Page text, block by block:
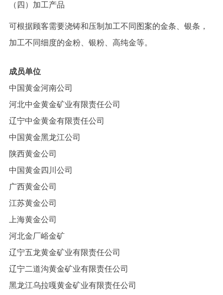
（四）加工产品
可根据顾客需要浇铸和压制加工不同图案的金条、银条，
加工不同细度的金粉、银粉、高纯金等。
成员单位
中国黄金河南公司
河北中金黄金矿业有限责任公司
辽宁中金黄金有限责任公司
中国黄金黑龙江公司
陕西黄金公司
中国黄金四川公司
广西黄金公司
江苏黄金公司
上海黄金公司
河北金厂峪金矿
辽宁五龙黄金矿业有限责任公司
辽宁二道沟黄金矿业有限责任公司
黑龙江乌拉嘎黄金矿业有限责任公司